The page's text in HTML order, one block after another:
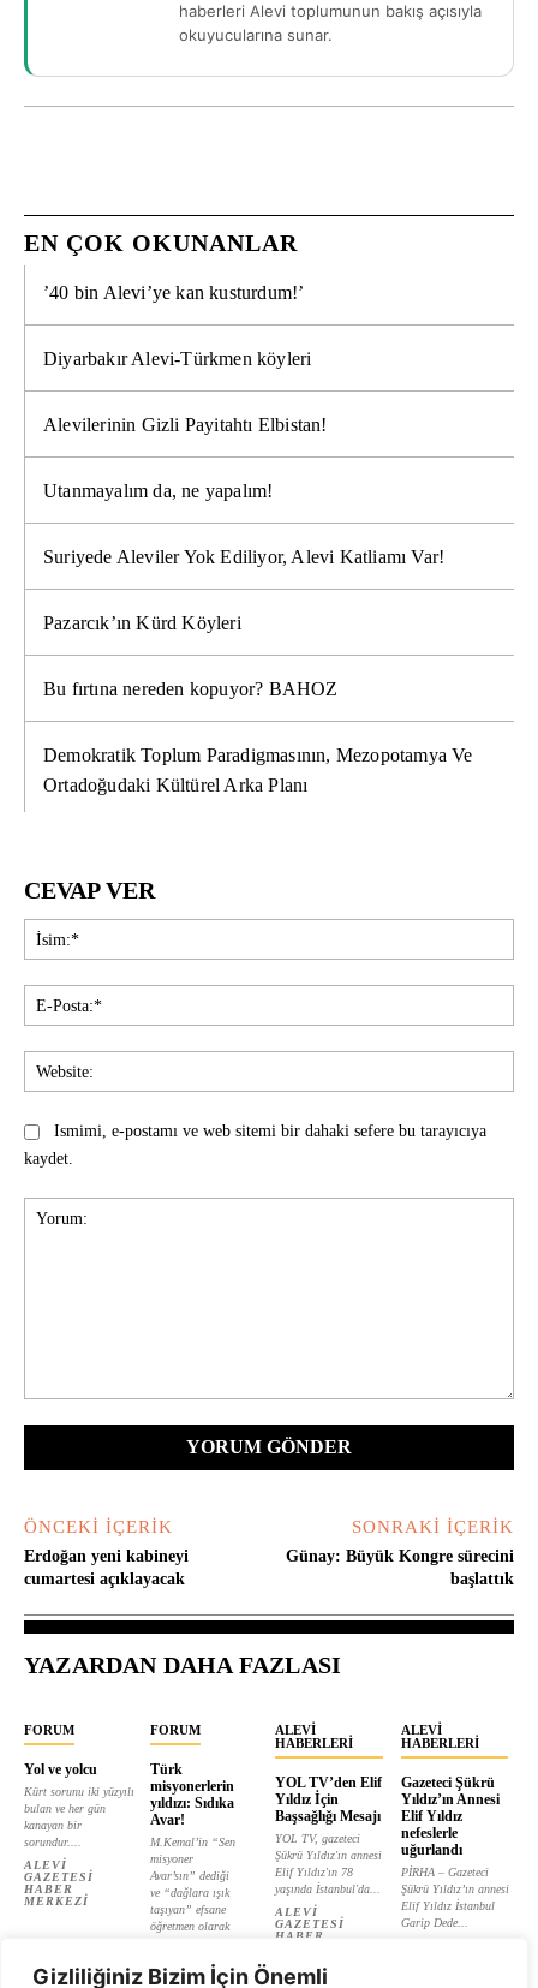
Gizliliğiniz Bizim İçin Önemli
haberleri Alevi toplumunun bakış açısıyla
okuyucularına sunar.
EN ÇOK OKUNANLAR
’40 bin Alevi’ye kan kusturdum!’
Diyarbakır Alevi-Türkmen köyleri
Alevilerinin Gizli Payitahtı Elbistan!
Utanmayalım da, ne yapalım!
Suriyede Aleviler Yok Ediliyor, Alevi Katliamı Var!
Pazarcık’ın Kürd Köyleri
Bu fırtına nereden kopuyor? BAHOZ
Demokratik Toplum Paradigmasının, Mezopotamya Ve
Ortadoğudaki Kültürel Arka Planı
CEVAP VER
Ismimi, e-postamı ve web sitemi bir dahaki sefere bu tarayıcıya
kaydet.
ÖNCEKI İÇERIK
Erdoğan yeni kabineyi
cumartesi açıklayacak
SONRAKI İÇERIK
Günay: Büyük Kongre sürecini
başlattık
YAZARDAN DAHA FAZLASI
FORUM
Yol ve yolcu
Kürt sorunu iki yüzyılı
bulan ve her gün
kanayan bir
sorundur....
ALEVI
GAZETESI
HABER
MERKEZI
FORUM
Türk
misyonerlerin
yıldızı: Sıdıka
Avar!
M.Kemal’in “Sen
misyoner
Avar’sın” dediği
ve “dağlara ışık
taşıyan” efsane
öğretmen olarak
ALEVI
GAZETESI
ALEVI
HABERLERI
YOL TV’den Elif
Yıldız İçin
Başsağlığı Mesajı
YOL TV, gazeteci
Şükrü Yıldız'ın annesi
Elif Yıldız'ın 78
yaşında İstanbul'da...
ALEVI
GAZETESI
HABER
ALEVI
HABERLERI
Gazeteci Şükrü
Yıldız’ın Annesi
Elif Yıldız
nefeslerle
uğurlandı
PİRHA – Gazeteci
Şükrü Yıldız’ın annesi
Elif Yıldız İstanbul
Garip Dede...